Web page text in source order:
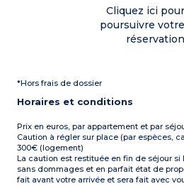
Terrasse avec salon de
Logement sans
Cliquez ici pour
poursuivre votre
réservation
*Hors frais de dossier
Horaires et conditions
Prix en euros, par appartement et par
Caution à régler sur place (par espèces,
300€ (logement)
La caution est restituée en fin de séjour si
sans dommages et en parfait état de
fait avant votre arrivée et sera fait avec